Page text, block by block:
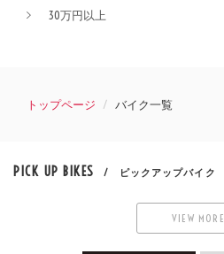
30万円以上
トップページ バイク一覧
PICK UP BIKES / ピックアップバイク
VIEW MORE